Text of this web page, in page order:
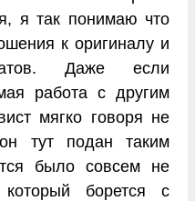
я так понимаю что
к оригиналу и
Даже если
работа с другим
мягко говоря не
тут подан таким
было совсем не
борется с